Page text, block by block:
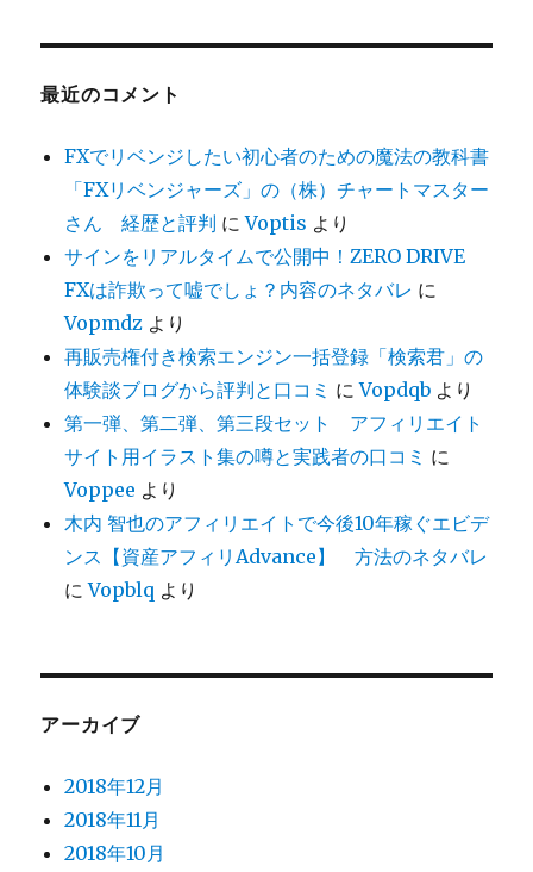
最近のコメント
FXでリベンジしたい初心者のための魔法の教科書
「FXリベンジャーズ」の（株）チャートマスター
さん 経歴と評判 にVoptis より
サインをリアルタイムで公開中！ZERO DRIVE
FXは詐欺って嘘でしょ？内容のネタバレ に
Vopmdz より
再販売権付き検索エンジン一括登録「検索君」の
体験談ブログから評判と口コミ にVopdqb より
第一弾、第二弾、第三段セット アフィリエイト
サイト用イラスト集の噂と実践者の口コミ に
Voppee より
木内 智也のアフィリエイトで今後10年稼ぐエビデ
ンス【資産アフィリAdvance】 方法のネタバレ
にVopblq より
アーカイブ
2018年12月
2018年11月
2018年10月